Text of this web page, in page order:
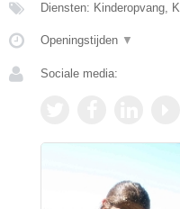
Diensten: Kinderopvang,
Openingstijden ▼
Sociale media: